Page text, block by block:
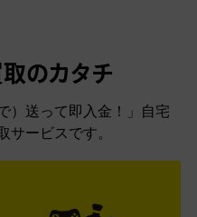
のカタチ
）送って即入金！」自宅
サービスです。